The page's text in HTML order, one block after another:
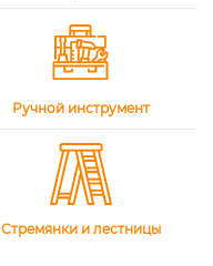
Ручной инструмент
Стремянки и лестницы